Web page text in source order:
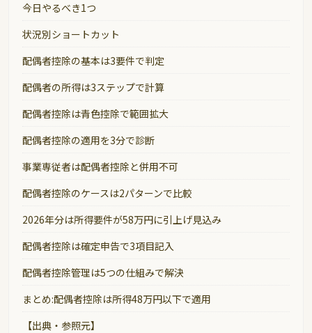
今日やるべき1つ
状況別ショートカット
配偶者控除の基本は3要件で判定
配偶者の所得は3ステップで計算
配偶者控除は青色控除で範囲拡大
配偶者控除の適用を3分で診断
事業専従者は配偶者控除と併用不可
配偶者控除のケースは2パターンで比較
2026年分は所得要件が58万円に引上げ見込み
配偶者控除は確定申告で3項目記入
配偶者控除管理は5つの仕組みで解決
まとめ:配偶者控除は所得48万円以下で適用
【出典・参照元】